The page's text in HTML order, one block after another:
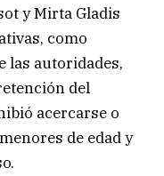
y Mirta Gladis
como
las autoridades,
del
acercarse o
de edad y